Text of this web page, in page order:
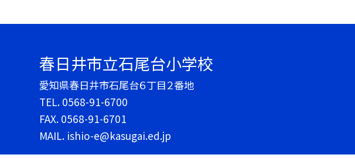
春日井市立石尾台小学校
愛知県春日井市石尾台６丁目２番地
TEL. 0568-91-6700
FAX. 0568-91-6701
MAIL. ishio-e@kasugai.ed.jp